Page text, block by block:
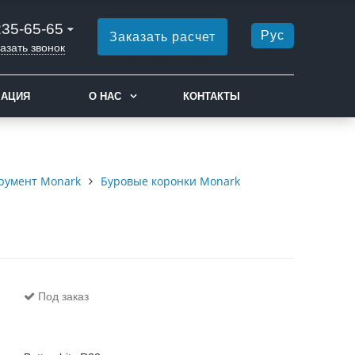
65-65
звонок
Заказать расчет Рус
О НАС КОНТАКТЫ
Monark
Буровые коронки Monark
Под заказ